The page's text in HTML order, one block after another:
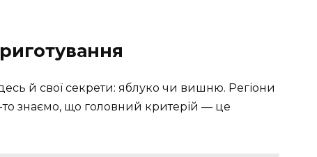
й свої секрети: яблуко чи вишню. Регіони
знаємо, що головний критерій — це